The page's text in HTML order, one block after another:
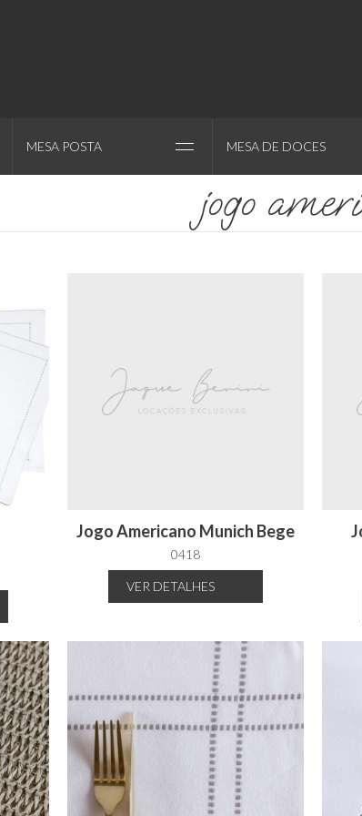
MESA POSTA MESA DE DOCES
jogo
Jogo Americano Munich Bege
0418
VER DETALHES